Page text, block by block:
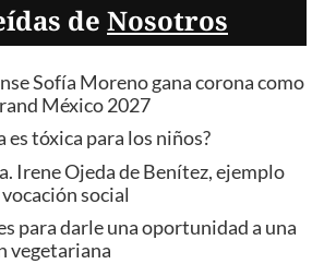
de Nosotros
Sofía Moreno gana corona como
México 2027
es tóxica para los niños?
Irene Ojeda de Benítez, ejemplo
social
para darle una oportunidad a una
vegetariana